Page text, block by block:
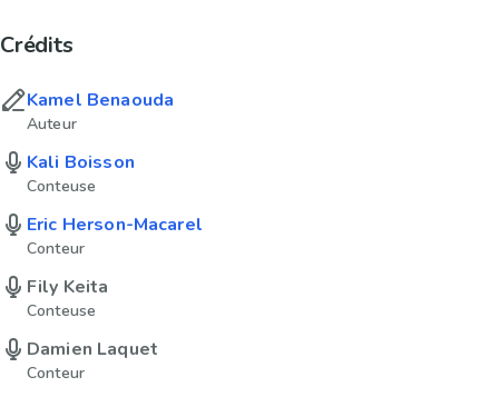
Crédits
Kamel Benaouda
Auteur
Kali Boisson
Conteuse
Eric Herson-Macarel
Conteur
Fily Keita
Conteuse
Damien Laquet
Conteur